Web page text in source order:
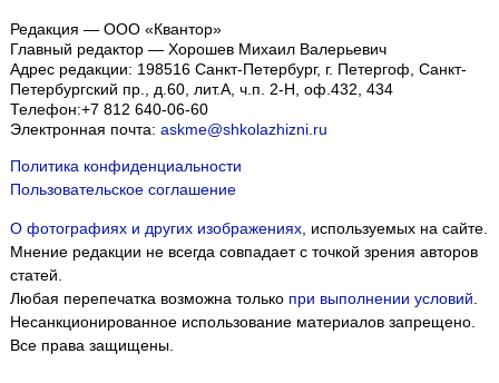
Редакция — ООО «Квантор»
Главный редактор — Хорошев Михаил Валерьевич
Адрес редакции: 198516 Санкт-Петербург, г. Петергоф, Санкт-
Петербургский пр., д.60, лит.А, ч.п. 2-Н, оф.432, 434
Телефон:+7 812 640-06-60
Электронная почта: askme@shkolazhizni.ru
Политика конфиденциальности
Пользовательское соглашение
О фотографиях и других изображениях, используемых на сайте.
Мнение редакции не всегда совпадает с точкой зрения авторов
статей.
Любая перепечатка возможна только при выполнении условий.
Несанкционированное использование материалов запрещено.
Все права защищены.